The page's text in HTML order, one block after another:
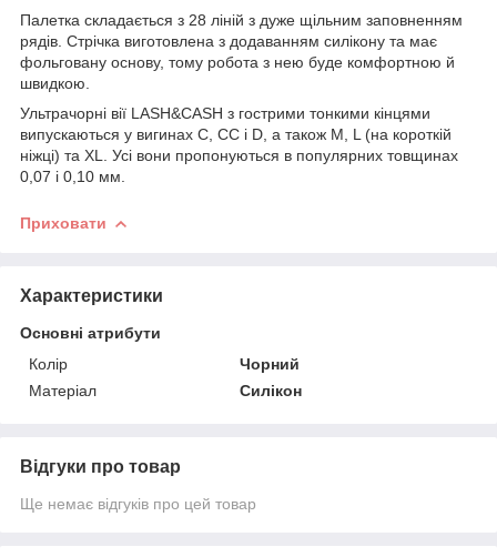
Палетка складається з 28 ліній з дуже щільним заповненням
рядів. Стрічка виготовлена з додаванням силікону та має
фольговану основу, тому робота з нею буде комфортною й
швидкою.
Ультрачорні вії LASH&CASH з гострими тонкими кінцями
випускаються у вигинах С, СС і D, а також M, L (на короткій
ніжці) та XL. Усі вони пропонуються в популярних товщинах
0,07 і 0,10 мм.
Приховати
Характеристики
Основні атрибути
Колір
Чорний
Матеріал
Силікон
Відгуки про товар
Ще немає відгуків про цей товар